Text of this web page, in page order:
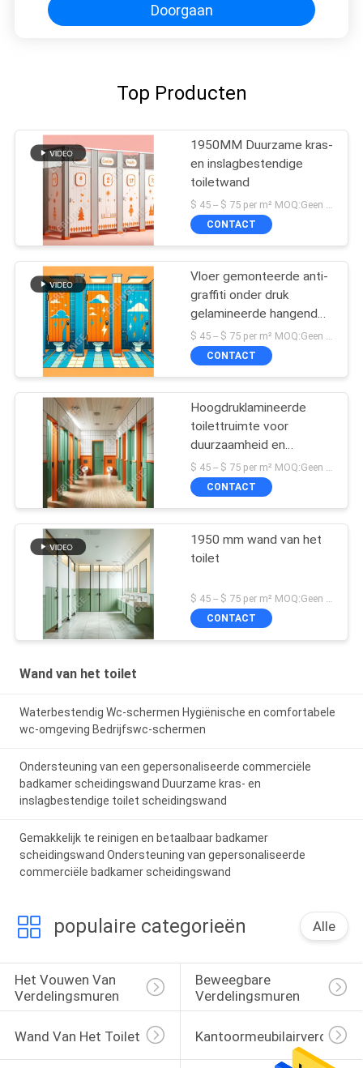
Doorgaan
Top Producten
1950MM Duurzame kras-
en inslagbestendige
toiletwand
$ 45 -- $ 75 per m² MOQ:Geen MOQ
CONTACT
Vloer gemonteerde anti-
graffiti onder druk
gelamineerde hangende
badkamer
scheidingswand
$ 45 -- $ 75 per m² MOQ:Geen MOQ
CONTACT
Hoogdruklamineerde
toilettruimte voor
duurzaamheid en
krasbestendigheid
$ 45 -- $ 75 per m² MOQ:Geen MOQ
CONTACT
1950 mm wand van het
toilet
$ 45 -- $ 75 per m² MOQ:Geen MOQ
CONTACT
Wand van het toilet
Waterbestendig Wc-schermen Hygiënische en comfortabele
wc-omgeving Bedrijfswc-schermen
Ondersteuning van een gepersonaliseerde commerciële
badkamer scheidingswand Duurzame kras- en
inslagbestendige toilet scheidingswand
Gemakkelijk te reinigen en betaalbaar badkamer
scheidingswand Ondersteuning van gepersonaliseerde
commerciële badkamer scheidingswand
populaire categorieën Alle
Het Vouwen Van
Verdelingsmuren
Beweegbare
Verdelingsmuren
Wand Van Het Toilet